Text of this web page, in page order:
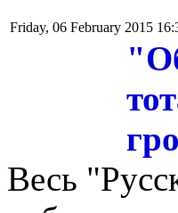
Friday, 06 February 2015
Весь